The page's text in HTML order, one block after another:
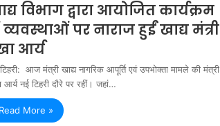
विभाग द्वारा आयोजित कार्यक्रम
पर नाराज हुईं खाद्य मंत्री
आर्य
आज मंत्री खाद्य नागरिक आपूर्ति एवं उपभोक्ता मामले की मंत्री
आर्य नई टिहरी दौरे पर रहीं। जहां…
Read More »